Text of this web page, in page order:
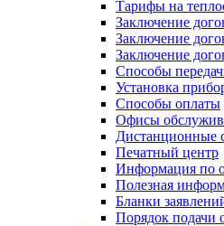
Тарифы на
Заключение
Заключение
Заключение
Способы
Установка
Способы оплаты
Офисы
Дистанционные
Печатный центр
Информация по
Полезная
Бланки
Порядок подачи